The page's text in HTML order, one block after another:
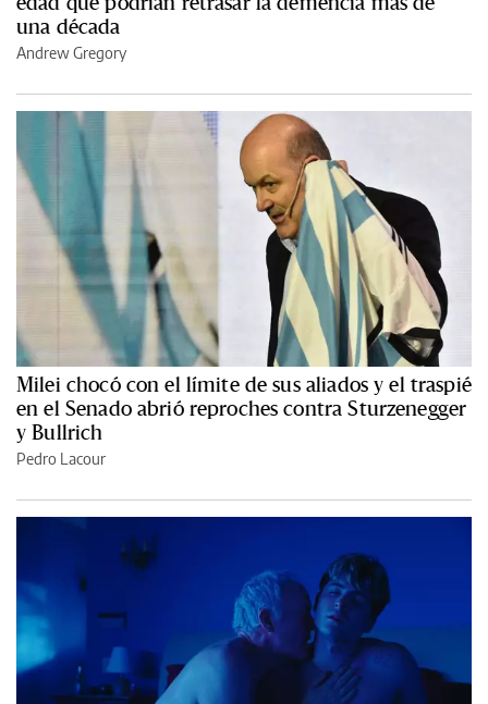
una década
Andrew Gregory
Milei chocó con el límite de sus aliados y el traspié
en el Senado abrió reproches contra Sturzenegger
y Bullrich
Pedro Lacour